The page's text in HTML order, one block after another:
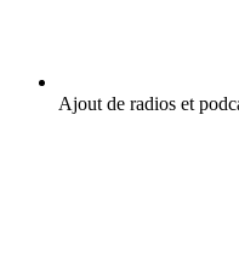
Ajout de radios et